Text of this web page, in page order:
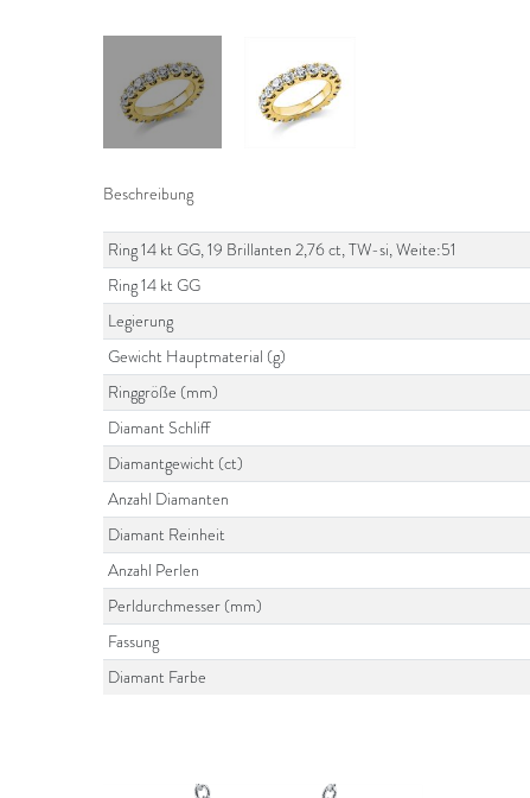
Beschreibung
Ring 14 kt GG, 19 Brillanten 2,76 ct, TW-si, Weite:51
Ring 14 kt GG
Legierung
Gewicht Hauptmaterial (g)
Ringgröße (mm)
Diamant Schliff
Diamantgewicht (ct)
Anzahl Diamanten
Diamant Reinheit
Anzahl Perlen
Perldurchmesser (mm)
Fassung
Diamant Farbe